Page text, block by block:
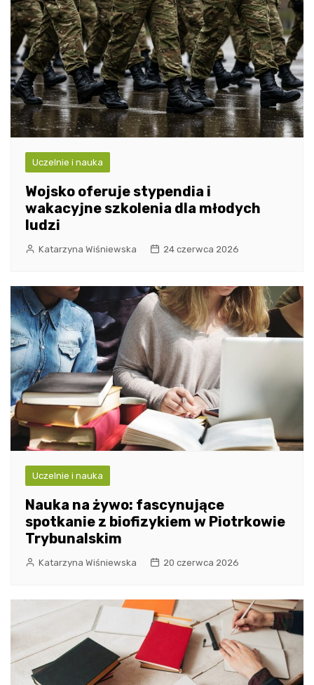
Uczelnie i nauka
Wojsko oferuje stypendia i
wakacyjne szkolenia dla młodych
ludzi
Katarzyna Wiśniewska 24 czerwca 2026
Uczelnie i nauka
Nauka na żywo: fascynujące
spotkanie z biofizykiem w Piotrkowie
Trybunalskim
Katarzyna Wiśniewska 20 czerwca 2026